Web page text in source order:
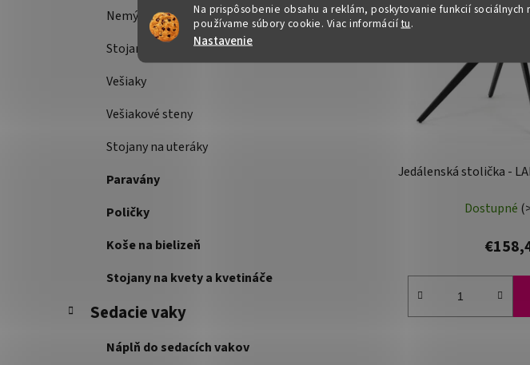
Na prispôsobenie obsahu a reklám, poskytovanie funkcií sociálnych
používame súbory cookie. Viac informáciítu.
Nastavenie
Nemý sluha
Stojany na šaty
Vešiaky
Vešiakové steny
Stojany na uteráky
Paravány
Poličky
Koše na bielizeň
Stojany na kvety a kvetináče
Sedacie vaky
Náplň do sedacích vakov
Jedálenská stolička -
Dostupné